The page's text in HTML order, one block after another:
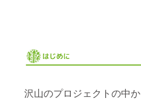
沢山のプロジェクトの中か